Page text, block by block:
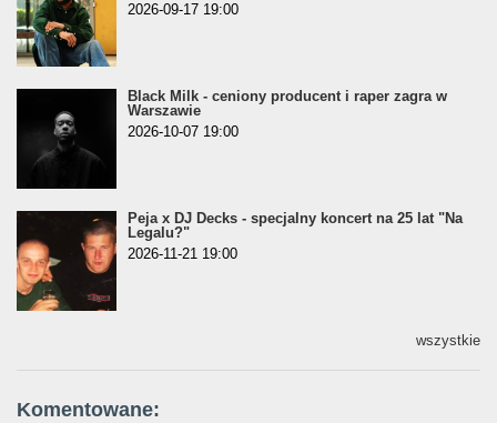
2026-09-17 19:00
Black Milk - ceniony producent i raper zagra w
Warszawie
2026-10-07 19:00
Peja x DJ Decks - specjalny koncert na 25 lat "Na
Legalu?"
2026-11-21 19:00
wszystkie
Komentowane: